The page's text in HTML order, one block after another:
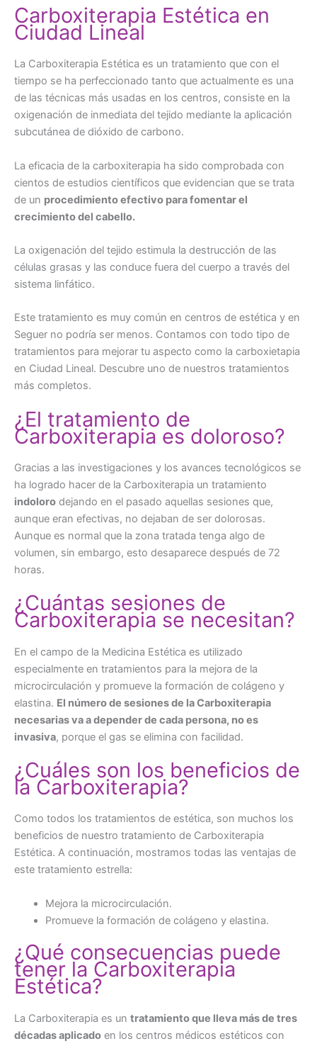
Carboxiterapia Estética en
Ciudad Lineal
La Carboxiterapia Estética es un tratamiento que con el
tiempo se ha perfeccionado tanto que actualmente es una
de las técnicas más usadas en los centros, consiste en la
oxigenación de inmediata del tejido mediante la aplicación
subcutánea de dióxido de carbono.
La eficacia de la carboxiterapia ha sido comprobada con
cientos de estudios científicos que evidencian que se trata
de un procedimiento efectivo para fomentar el
crecimiento del cabello.
La oxigenación del tejido estimula la destrucción de las
células grasas y las conduce fuera del cuerpo a través del
sistema linfático.
Este tratamiento es muy común en centros de estética y en
Seguer no podría ser menos. Contamos con todo tipo de
tratamientos para mejorar tu aspecto como la carboxietapia
en Ciudad Lineal. Descubre uno de nuestros tratamientos
más completos.
¿El tratamiento de
Carboxiterapia es doloroso?
Gracias a las investigaciones y los avances tecnológicos se
ha logrado hacer de la Carboxiterapia un tratamiento
indoloro dejando en el pasado aquellas sesiones que,
aunque eran efectivas, no dejaban de ser dolorosas.
Aunque es normal que la zona tratada tenga algo de
volumen, sin embargo, esto desaparece después de 72
horas.
¿Cuántas sesiones de
Carboxiterapia se necesitan?
En el campo de la Medicina Estética es utilizado
especialmente en tratamientos para la mejora de la
microcirculación y promueve la formación de colágeno y
elastina. El número de sesiones de la Carboxiterapia
necesarias va a depender de cada persona, no es
invasiva, porque el gas se elimina con facilidad.
¿Cuáles son los beneficios de
la Carboxiterapia?
Como todos los tratamientos de estética, son muchos los
beneficios de nuestro tratamiento de Carboxiterapia
Estética. A continuación, mostramos todas las ventajas de
este tratamiento estrella:
Mejora la microcirculación.
Promueve la formación de colágeno y elastina.
¿Qué consecuencias puede
tener la Carboxiterapia
Estética?
La Carboxiterapia es un tratamiento que lleva más de tres
décadas aplicado en los centros médicos estéticos con